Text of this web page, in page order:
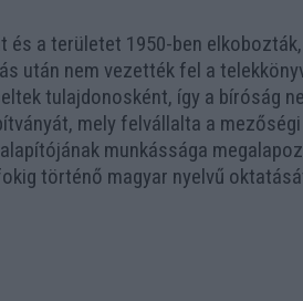
és a területet 1950-ben
után nem vezették fel a
tulajdonosként, így a bíróság
mely felvállalta a
munkássága
történő magyar nyelvű